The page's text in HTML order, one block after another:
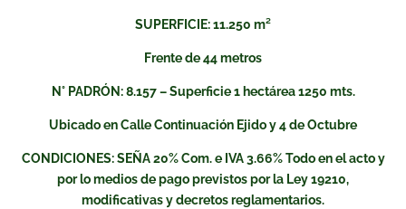
SUPERFICIE: 11.250 m²
Frente de 44 metros
N° PADRÓN: 8.157 – Superficie 1 hectárea 1250 mts.
Ubicado en Calle Continuación Ejido y 4 de Octubre
CONDICIONES: SEÑA 20% Com. e IVA 3.66% Todo en el acto y
por lo medios de pago previstos por la Ley 19210,
modificativas y decretos reglamentarios.